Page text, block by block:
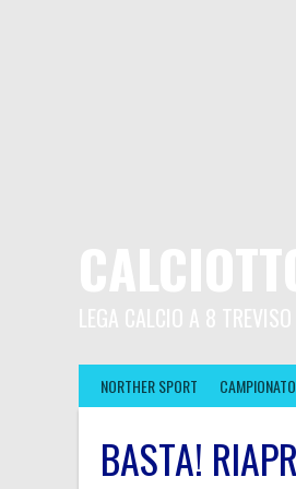
NORTHER SPORT CAMPIONATO
BASTA!